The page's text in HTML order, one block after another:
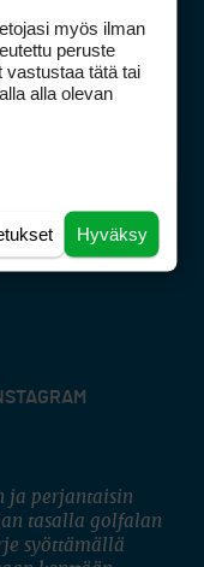
ja perjantaisin
tasalla golfalan
syöttämällä
myös ilman
peruste
vastustaa tätä tai
alla olevan
Hyväksy